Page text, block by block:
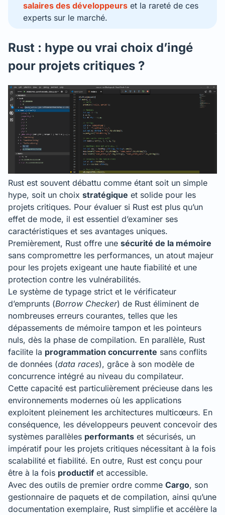
salaires des développeurs et la rareté de ces
experts sur le marché.
Rust : hype ou vrai choix d’ingé
pour projets critiques ?
Rust est souvent débattu comme étant soit un simple
hype, soit un choix stratégique et solide pour les
projets critiques. Pour évaluer si Rust est plus qu’un
effet de mode, il est essentiel d’examiner ses
caractéristiques et ses avantages uniques.
Premièrement, Rust offre une sécurité de la mémoire
sans compromettre les performances, un atout majeur
pour les projets exigeant une haute fiabilité et une
protection contre les vulnérabilités.
Le système de typage strict et le vérificateur
d’emprunts (Borrow Checker) de Rust éliminent de
nombreuses erreurs courantes, telles que les
dépassements de mémoire tampon et les pointeurs
nuls, dès la phase de compilation. En parallèle, Rust
facilite la programmation concurrente sans conflits
de données (data races), grâce à son modèle de
concurrence intégré au niveau du compilateur.
Cette capacité est particulièrement précieuse dans les
environnements modernes où les applications
exploitent pleinement les architectures multicœurs. En
conséquence, les développeurs peuvent concevoir des
systèmes parallèles performants et sécurisés, un
impératif pour les projets critiques nécessitant à la fois
scalabilité et fiabilité. En outre, Rust est conçu pour
être à la fois productif et accessible.
Avec des outils de premier ordre comme Cargo, son
gestionnaire de paquets et de compilation, ainsi qu’une
documentation exemplaire, Rust simplifie et accélère la